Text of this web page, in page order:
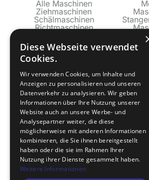
Alle Maschinen
Ziehmaschinen
Schälmaschinen
Richtmaschinen
Service
Technischer Service
Dokumentation Industrie
Dokumentation
Bültmann Garantie
3D Scanner Service
Kontakt
Direkter Draht
Anfahrt
Downloads
Diese Webseite verwendet
Cookies.
Wir verwenden Cookies, um Inhalte und
Anzeigen zu personalisieren und unseren
Datenverkehr zu analysieren. Wir geben
Informationen über Ihre Nutzung unserer
Website auch an unsere Werbe- und
Analysepartner weiter, die diese
möglicherweise mit anderen Informationen
kombinieren, die Sie ihnen bereitgestellt
haben oder die sie im Rahmen Ihrer
Nutzung ihrer Dienste gesammelt haben.
Weitere Informationen